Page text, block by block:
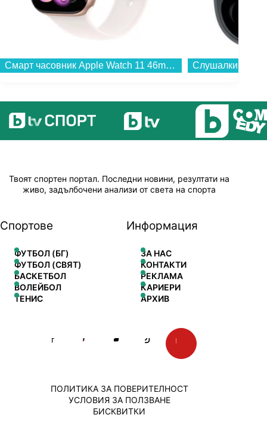
Смарт часовник Apple Watch 11 46mm Rose Gold/Light Band M/L mev74 , 2.00 , 64 , Apple S10 SiP 64-bit Dual Core...
Твоят спортен портал. Последни новини, резултати на
живо, задълбочени анализи от света на спорта
Спортове
ФУТБОЛ (БГ)
ФУТБОЛ (СВЯТ)
БАСКЕТБОЛ
ВОЛЕЙБОЛ
ТЕНИС
Информация
ЗА НАС
КОНТАКТИ
РЕКЛАМА
КАРИЕРИ
АРХИВ
ПОЛИТИКА ЗА ПОВЕРИТЕЛНОСТ
УСЛОВИЯ ЗА ПОЛЗВАНЕ
БИСКВИТКИ